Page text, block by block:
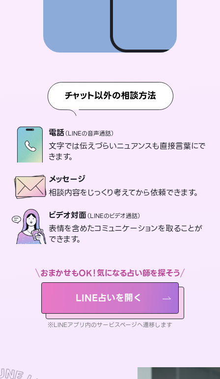
チャット以外の相談方法
電話（LINEの音声通話）
文字では伝えづらいニュアンスも直接言葉にで
きます。
メッセージ
相談内容をじっくり考えてから依頼できます。
ビデオ対面（LINEのビデオ通話）
表情を含めたコミュニケーションを取ることが
できます。
おまかせもOK！気になる占い師を探そう
LINE占いを開く
※LINEアプリ内のサービスページへ遷移します